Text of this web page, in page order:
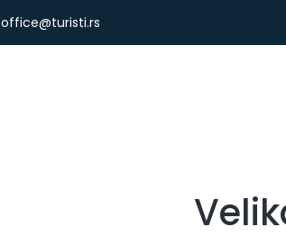
office@turisti.rs